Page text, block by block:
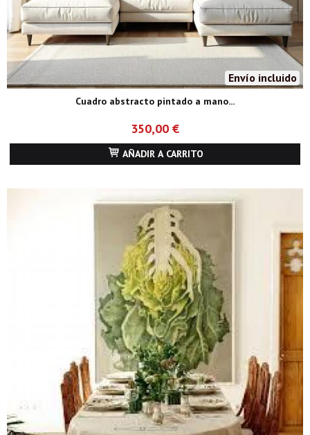
Envío incluido
Cuadro abstracto pintado a mano...
350,00 €
AÑADIR A CARRITO